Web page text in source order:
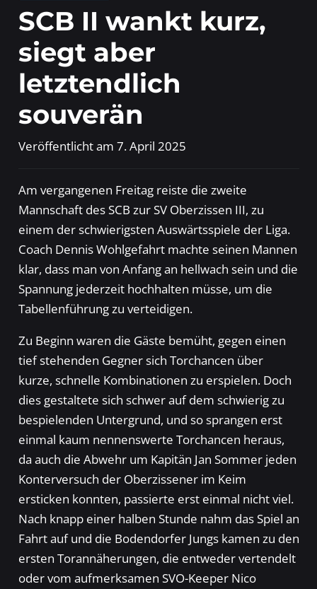
SCB II wankt kurz,
siegt aber
letztendlich
souverän
Veröffentlicht am 7. April 2025
Am vergangenen Freitag reiste die zweite
Mannschaft des SCB zur SV Oberzissen III, zu
einem der schwierigsten Auswärtsspiele der Liga.
Coach Dennis Wohlgefahrt machte seinen Mannen
klar, dass man von Anfang an hellwach sein und die
Spannung jederzeit hochhalten müsse, um die
Tabellenführung zu verteidigen.
Zu Beginn waren die Gäste bemüht, gegen einen
tief stehenden Gegner sich Torchancen über
kurze, schnelle Kombinationen zu erspielen. Doch
dies gestaltete sich schwer auf dem schwierig zu
bespielenden Untergrund, und so sprangen erst
einmal kaum nennenswerte Torchancen heraus,
da auch die Abwehr um Kapitän Jan Sommer jeden
Konterversuch der Oberzissener im Keim
ersticken konnten, passierte erst einmal nicht viel.
Nach knapp einer halben Stunde nahm das Spiel an
Fahrt auf und die Bodendorfer Jungs kamen zu den
ersten Torannäherungen, die entweder vertendelt
oder vom aufmerksamen SVO-Keeper Nico